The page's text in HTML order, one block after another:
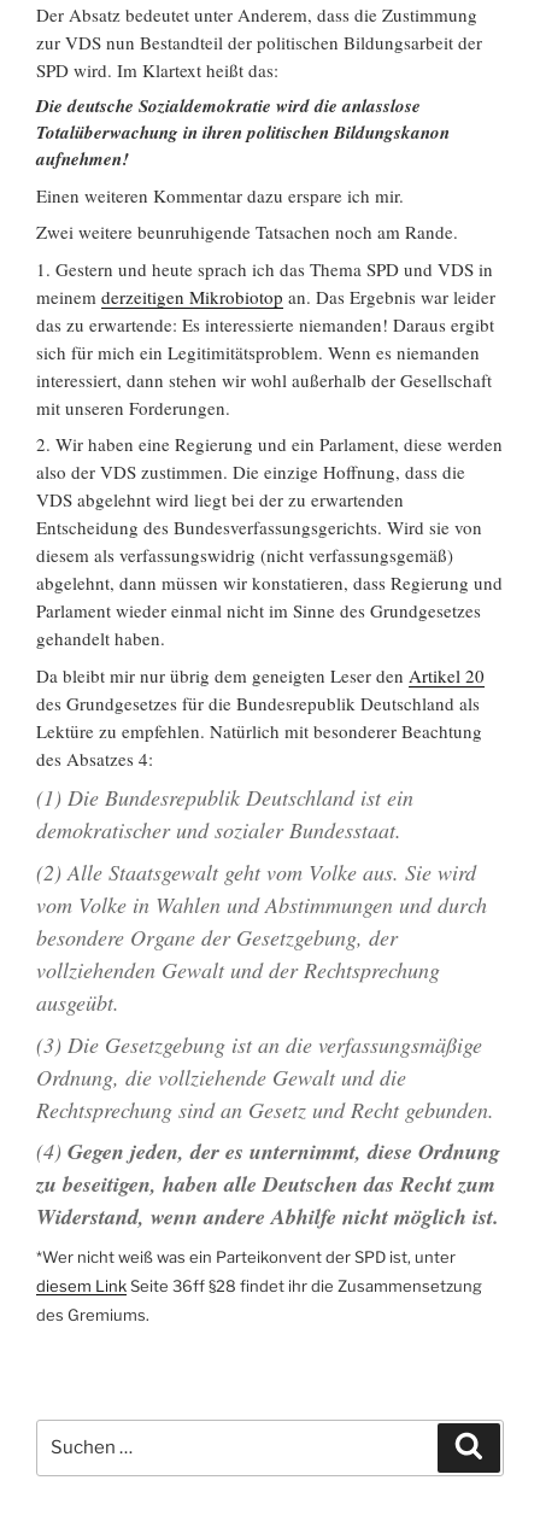
Der Absatz bedeutet unter Anderem, dass die Zustimmung
zur VDS nun Bestandteil der politischen Bildungsarbeit der
SPD wird. Im Klartext heißt das:
Die deutsche Sozialdemokratie wird die anlasslose
Totalüberwachung in ihren politischen Bildungskanon
aufnehmen!
Einen weiteren Kommentar dazu erspare ich mir.
Zwei weitere beunruhigende Tatsachen noch am Rande.
1. Gestern und heute sprach ich das Thema SPD und VDS in
meinem derzeitigen Mikrobiotop an. Das Ergebnis war leider
das zu erwartende: Es interessierte niemanden! Daraus ergibt
sich für mich ein Legitimitätsproblem. Wenn es niemanden
interessiert, dann stehen wir wohl außerhalb der Gesellschaft
mit unseren Forderungen.
2. Wir haben eine Regierung und ein Parlament, diese werden
also der VDS zustimmen. Die einzige Hoffnung, dass die
VDS abgelehnt wird liegt bei der zu erwartenden
Entscheidung des Bundesverfassungsgerichts. Wird sie von
diesem als verfassungswidrig (nicht verfassungsgemäß)
abgelehnt, dann müssen wir konstatieren, dass Regierung und
Parlament wieder einmal nicht im Sinne des Grundgesetzes
gehandelt haben.
Da bleibt mir nur übrig dem geneigten Leser den Artikel 20
des Grundgesetzes für die Bundesrepublik Deutschland als
Lektüre zu empfehlen. Natürlich mit besonderer Beachtung
des Absatzes 4:
(1) Die Bundesrepublik Deutschland ist ein
demokratischer und sozialer Bundesstaat.
(2) Alle Staatsgewalt geht vom Volke aus. Sie wird
vom Volke in Wahlen und Abstimmungen und durch
besondere Organe der Gesetzgebung, der
vollziehenden Gewalt und der Rechtsprechung
ausgeübt.
(3) Die Gesetzgebung ist an die verfassungsmäßige
Ordnung, die vollziehende Gewalt und die
Rechtsprechung sind an Gesetz und Recht gebunden.
(4) Gegen jeden, der es unternimmt, diese Ordnung
zu beseitigen, haben alle Deutschen das Recht zum
Widerstand, wenn andere Abhilfe nicht möglich ist.
*Wer nicht weiß was ein Parteikonvent der SPD ist, unter
diesem LinkSeite 36ff §28 findet ihr die Zusammensetzung
des Gremiums.
nach: